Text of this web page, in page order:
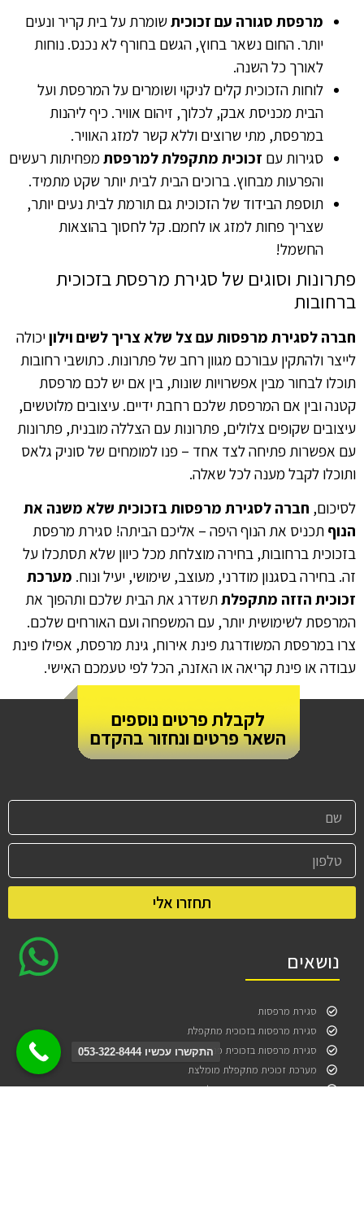
מרפסת סגורה עם זכוכיתשומרת על בית קריר ונעים
יותר. החום נשאר בחוץ, הגשם בחורף לא נכנס. נוחות
לאורך כל השנה.
לוחות הזכוכית קלים לניקוי ושומרים על המרפסת ועל
הבית מכניסת אבק, לכלוך, זיהום אוויר. כיף ליהנות
במרפסת, מתי שרוצים וללא קשר למזג האוויר.
סגירות עם זכוכית מתקפלת למרפסתמפחיתות רעשים
והפרעות מבחוץ. ברוכים הבית לבית יותר שקט מתמיד.
תוספת הבידוד של הזכוכית גם תורמת לבית נעים יותר,
שצריך פחות למזג או לחמם. קל לחסוך בהוצאות
החשמל!
פתרונות וסוגים של סגירת מרפסת בזכוכית
ברחובות
חברה לסגירת מרפסות עם צל שלא צריך לשים וילוןיכולה
לייצר ולהתקין עבורכם מגוון רחב של פתרונות. כתושבי רחובות
תוכלו לבחור מבין אפשרויות שונות, בין אם יש לכם מרפסת
קטנה ובין אם המרפסת שלכם רחבת ידיים. עיצובים מלוטשים,
עיצובים שקופים צלולים, פתרונות עם הצללה מובנית, פתרונות
עם אפשרות פתיחה לצד אחד – פנו למומחים של סוניק גלאס
ותוכלו לקבל מענה לכל שאלה.
לסיכום, חברה לסגירת מרפסות בזכוכית שלא משנה את
הנוף תכניס את הנוף היפה – אליכם הביתה! סגירת מרפסת
בזכוכית ברחובות, בחירה מוצלחת מכל כיוון שלא תסתכלו על
זה. בחירה בסגנון מודרני, מעוצב, שימושי, יעיל ונוח. מערכת
זכוכית הזזה מתקפלתתשדרג את הבית שלכם ותהפוך את
המרפסת לשימושית יותר, עם המשפחה ועם האורחים שלכם.
צרו במרפסת המשודרגת פינת אירוח, גינת מרפסת, אפילו פינת
עבודה או פינת קריאה או האזנה, הכל לפי טעמכם האישי.
לקבלת פרטים נוספים
השאר פרטים ונחזור בהקדם
תחזרו אלי
נושאים
סגירת מרפסות
סגירת מרפסות בזכוכית מתקפלת
סגירת מרפסות בזכוכית פנורמית
מערכת זכוכית מתקפלת מומלצת
מערכת זכוכית הזזה מתקפלת
התקשרו עכשיו 053-322-8444